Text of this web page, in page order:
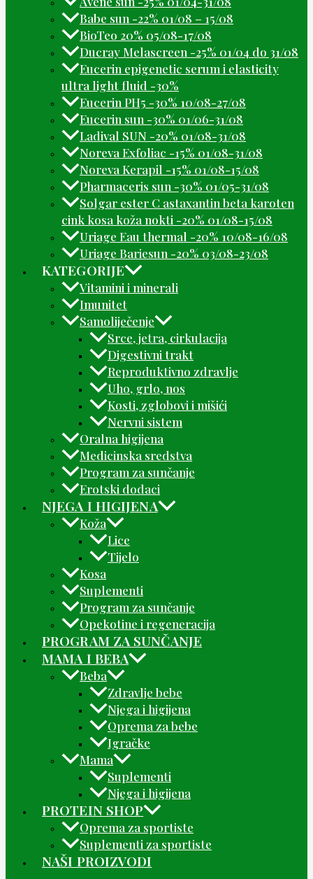
Babe sun -22% 01/08 – 15/08
BioTeo 20% 05/08-17/08
Ducray Melascreen -25% 01/04 do 31/08
Eucerin epigenetic serum i elasticity
ultra light fluid -30%
Eucerin PH5 -30% 10/08-27/08
Eucerin sun -30% 01/06-31/08
Ladival SUN -20% 01/08-31/08
Noreva Exfoliac -15% 01/08-31/08
Noreva Kerapil -15% 01/08-15/08
Pharmaceris sun -30% 01/05-31/08
Solgar ester C astaxantin beta karoten
cink kosa koža nokti -20% 01/08-15/08
Uriage Eau thermal -20% 10/08-16/08
Uriage Bariesun -20% 03/08-23/08
KATEGORIJE
Vitamini i minerali
Imunitet
Samoliječenje
Srce, jetra, cirkulacija
Digestivni trakt
Reproduktivno zdravlje
Uho, grlo, nos
Kosti, zglobovi i mišići
Nervni sistem
Oralna higijena
Medicinska sredstva
Program za sunčanje
Erotski dodaci
NJEGA I HIGIJENA
Koža
Lice
Tijelo
Kosa
Suplementi
Program za sunčanje
Opekotine i regeneracija
PROGRAM ZA SUNČANJE
MAMA I BEBA
Beba
Zdravlje bebe
Njega i higijena
Oprema za bebe
Igračke
Mama
Suplementi
Njega i higijena
PROTEIN SHOP
Oprema za sportiste
Suplementi za sportiste
NAŠI PROIZVODI